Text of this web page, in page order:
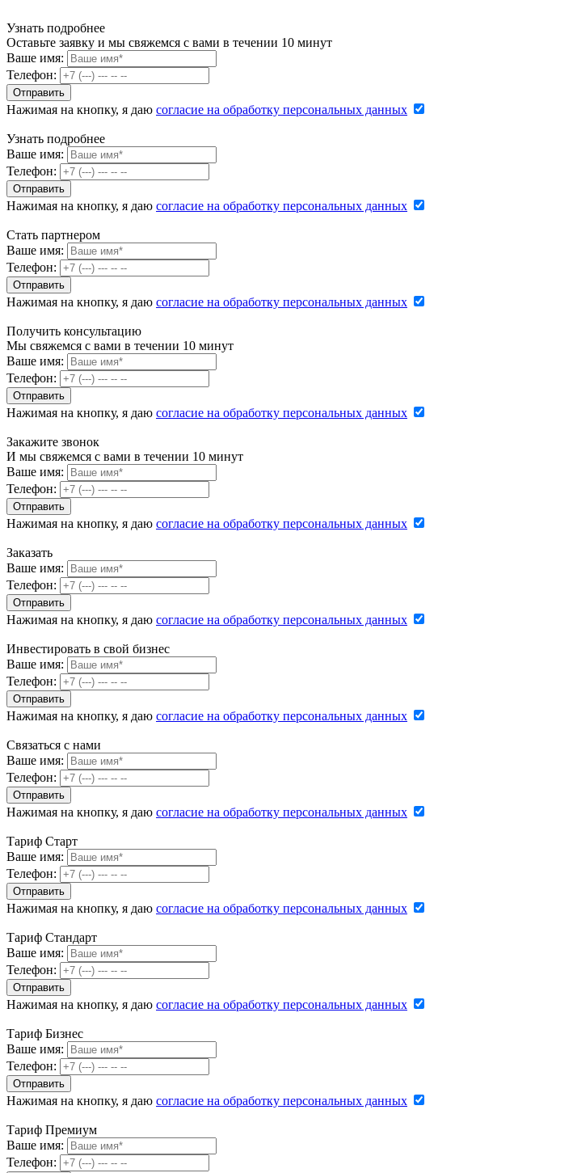
Узнать подробнее
Оставьте заявку и мы свяжемся с вами в течении 10 минут
Ваше имя:
Телефон:
Нажимая на кнопку, я даю согласие на обработку персональных данных
Узнать подробнее
Ваше имя:
Телефон:
Нажимая на кнопку, я даю согласие на обработку персональных данных
Стать партнером
Ваше имя:
Телефон:
Нажимая на кнопку, я даю согласие на обработку персональных данных
Получить консультацию
Мы свяжемся с вами в течении 10 минут
Ваше имя:
Телефон:
Нажимая на кнопку, я даю согласие на обработку персональных данных
Закажите звонок
И мы свяжемся с вами в течении 10 минут
Ваше имя:
Телефон:
Нажимая на кнопку, я даю согласие на обработку персональных данных
Заказать
Ваше имя:
Телефон:
Нажимая на кнопку, я даю согласие на обработку персональных данных
Инвестировать в свой бизнес
Ваше имя:
Телефон:
Нажимая на кнопку, я даю согласие на обработку персональных данных
Связаться с нами
Ваше имя:
Телефон:
Нажимая на кнопку, я даю согласие на обработку персональных данных
Тариф Старт
Ваше имя:
Телефон:
Нажимая на кнопку, я даю согласие на обработку персональных данных
Тариф Стандарт
Ваше имя:
Телефон:
Нажимая на кнопку, я даю согласие на обработку персональных данных
Тариф Бизнес
Ваше имя:
Телефон:
Нажимая на кнопку, я даю согласие на обработку персональных данных
Тариф Премиум
Ваше имя:
Телефон: